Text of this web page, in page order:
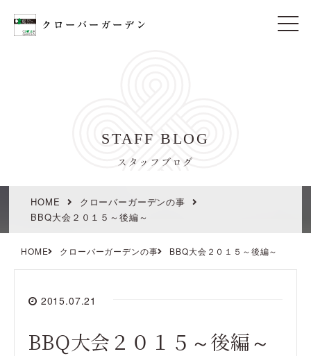
t
STAFF BLOG
スタッフブログ
HOME
クローバーガーデンの事
BBQ大会２０１５～後編～
HOME クローバーガーデンの事 BBQ大会２０１５～後編～
2015.07.21
BBQ大会２０１５～後編～